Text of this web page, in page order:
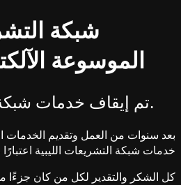
شبكة
الموسوعة
تم إيقاف خدمات شبكة التشريعات الليبية.
بعد سنوات من العمل وتقديم الخدمات
خدمات شبكة التشريعات الليبية اعتبارًا من
كل الشكر والتقدير لكل من كان جزءًا